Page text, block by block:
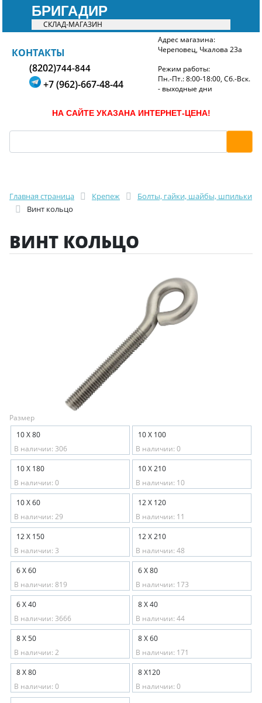
БРИГАДИР
СКЛАД-МАГАЗИН
БРИГАДИР
КОНТАКТЫ
(8202)744-844
+7 (962)-667-48-44
Адрес магазина:
Череповец, Чкалова 23а
Режим работы:
Пн.-Пт.: 8:00-18:00, Сб.-Вск.
- выходные дни
НА САЙТЕ УКАЗАНА ИНТЕРНЕТ-ЦЕНА!
Главная страница Крепеж
Болты, гайки, шайбы, шпильки
Винт кольцо
ВИНТ КОЛЬЦО
Размер
10 X 80
В наличии: 306
10 Х 100
В наличии: 0
10 Х 180
В наличии: 0
10 Х 210
В наличии: 10
10 Х 60
В наличии: 29
12 Х 120
В наличии: 11
12 Х 150
В наличии: 3
12 Х 210
В наличии: 48
6 X 60
В наличии: 819
6 X 80
В наличии: 173
6 Х 40
В наличии: 3666
8 X 40
В наличии: 44
8 X 50
В наличии: 2
8 X 60
В наличии: 171
8 X 80
В наличии: 0
8 X120
В наличии: 0